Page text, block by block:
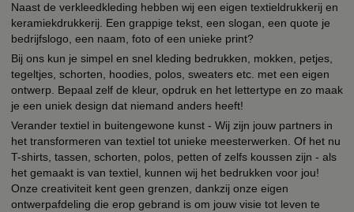
Naast de verkleedkleding hebben wij een eigen textieldrukkerij en
keramiekdrukkerij. Een grappige tekst, een slogan, een quote je
bedrijfslogo, een naam, foto of een unieke print?
Bij ons kun je simpel en snel kleding bedrukken, mokken, petjes,
tegeltjes, schorten, hoodies, polos, sweaters etc. met een eigen
ontwerp. Bepaal zelf de kleur, opdruk en het lettertype en zo maak
je een uniek design dat niemand anders heeft!
Verander textiel in buitengewone kunst - Wij zijn jouw partners in
het transformeren van textiel tot unieke meesterwerken. Of het nu
T-shirts, tassen, schorten, polos, petten of zelfs koussen zijn - als
het gemaakt is van textiel, kunnen wij het bedrukken voor jou!
Onze creativiteit kent geen grenzen, dankzij onze eigen
ontwerpafdeling die erop gebrand is om jouw visie tot leven te